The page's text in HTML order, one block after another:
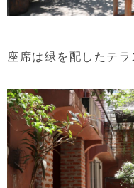
座席は緑を配したテラ